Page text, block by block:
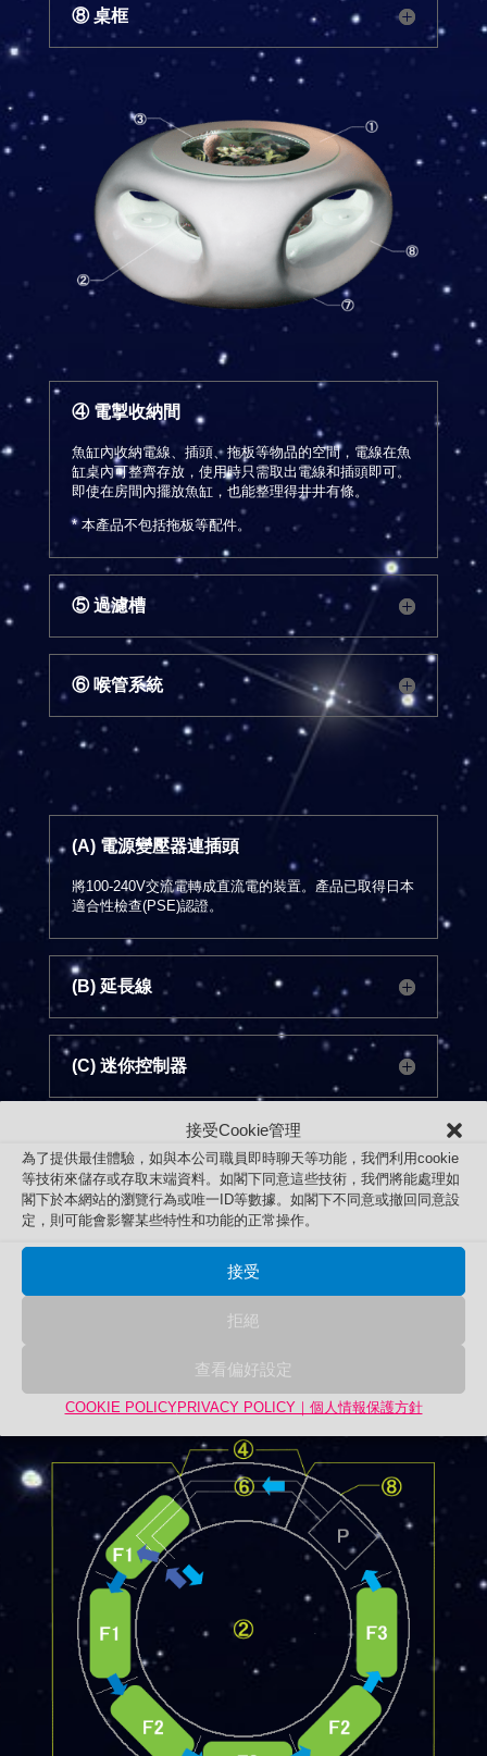
接受Cookie管理
為了提供最佳體驗，如與本公司職員即時聊天等功能，我們利用cookie
等技術來儲存或存取末端資料。如閣下同意這些技術，我們將能處理如
閣下於本網站的瀏覽行為或唯一ID等數據。如閣下不同意或撤回同意設
定，則可能會影響某些特性和功能的正常操作。
接受
拒絕
查看偏好設定
COOKIE POLICYPRIVACY POLICY｜個人情報保護方針
⑧ 桌框
④ 電掣收納間
魚缸內收納電線、插頭、拖板等物品的空間，電線在魚
缸桌內可整齊存放，使用時只需取出電線和插頭即可。
即使在房間內擺放魚缸，也能整理得井井有條。
* 本產品不包括拖板等配件。
⑤ 過濾槽
⑥ 喉管系統
(A) 電源變壓器連插頭
將100-240V交流電轉成直流電的裝置。產品已取得日本
適合性檢查(PSE)認證。
(B) 延長線
(C) 迷你控制器